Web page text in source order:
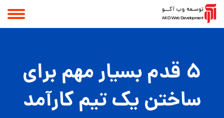
۵ قدم بسیار مهم برای
ساختن یک تیم کارآمد